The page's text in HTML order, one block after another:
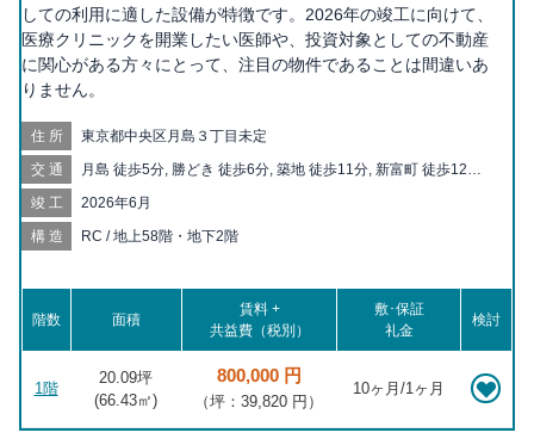
しての利用に適した設備が特徴です。2026年の竣工に向けて、
医療クリニックを開業したい医師や、投資対象としての不動産
に関心がある方々にとって、注目の物件であることは間違いあ
りません。
住所 東京都中央区月島３丁目未定
交通
月島 徒歩5分, 勝どき 徒歩6分, 築地 徒歩11分, 新富町 徒歩12分,
徒歩16分, 宝町 徒歩19分, 銀座 徒歩20分, 汐留 徒歩20分, 銀座一
丁目 徒歩20分
竣工 2026年6月
構造 RC / 地上58階・地下2階
階数 面積
賃料 +
共益費（税別）
敷･保証
礼金
検討
1階
20.09坪
(66.43㎡)
800,000 円
（坪：39,820 円）
10ヶ月/1ヶ月